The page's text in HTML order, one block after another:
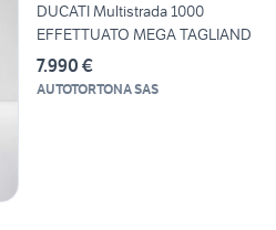
DUCATI Multistrada 1000
EFFETTUATO MEGA TAGLIAND
7.990 €
AUTOTORTONA SAS